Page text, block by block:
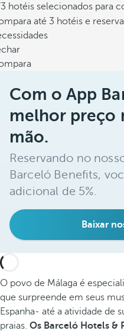
hotéis selecionados para
até 3 hotéis e
Com o App
melhor preço
mão.
Reservando no
Barceló Benefits,
adicional de 5%.
Baixar
O povo de Málaga é
que surpreende em seus
Espanha- até a atividade de
praias. Os Barceló Hotels &